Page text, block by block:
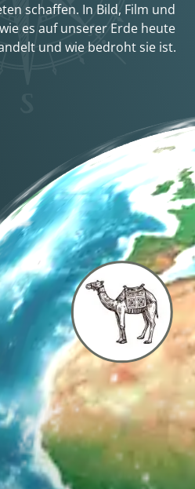
schaffen. In Bild, Film und
es auf unserer Erde heute
und wie bedroht sie ist.